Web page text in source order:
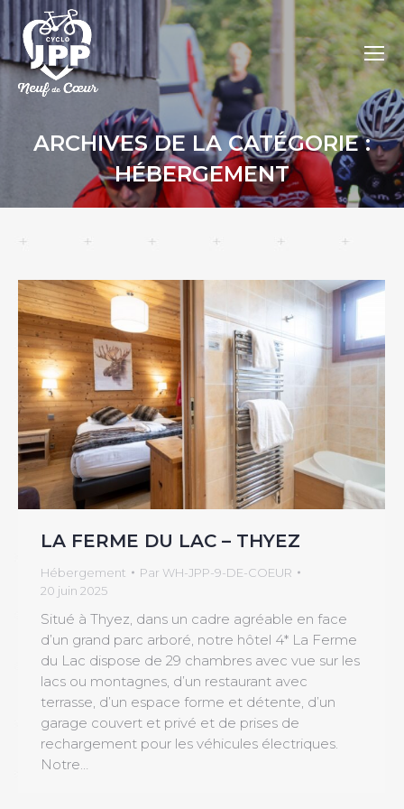
ARCHIVES DE LA CATÉGORIE :
HÉBERGEMENT
LA FERME DU LAC – THYEZ
Hébergement Par WH-JPP-9-DE-COEUR
20 juin 2025
Situé à Thyez, dans un cadre agréable en face
d’un grand parc arboré, notre hôtel 4* La Ferme
du Lac dispose de 29 chambres avec vue sur les
lacs ou montagnes, d’un restaurant avec
terrasse, d’un espace forme et détente, d’un
garage couvert et privé et de prises de
rechargement pour les véhicules électriques.
Notre…